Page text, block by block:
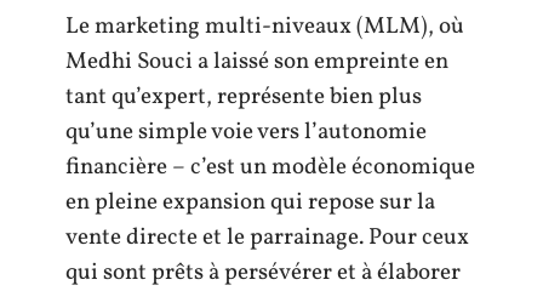
Le marketing multi-niveaux (MLM), où
Medhi Souci a laissé son empreinte en
tant qu’expert, représente bien plus
qu’une simple voie vers l’autonomie
financière – c’est un modèle économique
en pleine expansion qui repose sur la
vente directe et le parrainage. Pour ceux
qui sont prêts à persévérer et à élaborer